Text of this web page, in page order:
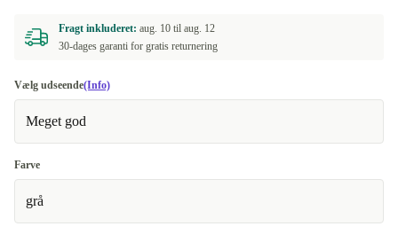
Fragt inkluderet: aug. 10 til aug. 12
30-dages garanti for gratis returnering
Vælg udseende(Info)
Meget god
Farve
grå